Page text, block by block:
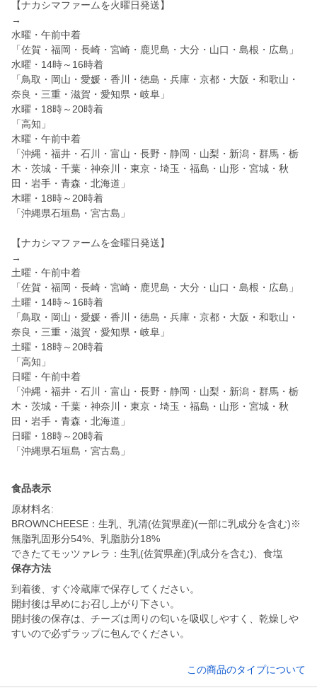
【ナカシマファームを火曜日発送】
→
水曜・午前中着
「佐賀・福岡・長崎・宮崎・鹿児島・大分・山口・島根・広島」
水曜・14時～16時着
「鳥取・岡山・愛媛・香川・徳島・兵庫・京都・大阪・和歌山・
奈良・三重・滋賀・愛知県・岐阜」
水曜・18時～20時着
「高知」
木曜・午前中着
「沖縄・福井・石川・富山・長野・静岡・山梨・新潟・群馬・栃
木・茨城・千葉・神奈川・東京・埼玉・福島・山形・宮城・秋
田・岩手・青森・北海道」
木曜・18時～20時着
「沖縄県石垣島・宮古島」
【ナカシマファームを金曜日発送】
→
土曜・午前中着
「佐賀・福岡・長崎・宮崎・鹿児島・大分・山口・島根・広島」
土曜・14時～16時着
「鳥取・岡山・愛媛・香川・徳島・兵庫・京都・大阪・和歌山・
奈良・三重・滋賀・愛知県・岐阜」
土曜・18時～20時着
「高知」
日曜・午前中着
「沖縄・福井・石川・富山・長野・静岡・山梨・新潟・群馬・栃
木・茨城・千葉・神奈川・東京・埼玉・福島・山形・宮城・秋
田・岩手・青森・北海道」
日曜・18時～20時着
「沖縄県石垣島・宮古島」
食品表示
原材料名:
BROWNCHEESE：生乳、乳清(佐賀県産)(一部に乳成分を含む)※
無脂乳固形分54%、乳脂肪分18%
できたてモッツァレラ：生乳(佐賀県産)(乳成分を含む)、食塩
保存方法
到着後、すぐ冷蔵庫で保存してください。
開封後は早めにお召し上がり下さい。
開封後の保存は、チーズは周りの匂いを吸収しやすく、乾燥しや
すいので必ずラップに包んでください。
この商品のタイプについて